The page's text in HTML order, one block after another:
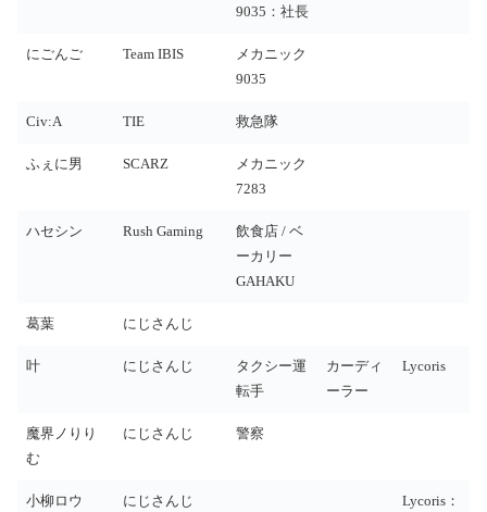
9035：社長
にごんご Team IBIS
メカニック
9035
Civ:A TIE 救急隊
ふぇに男 SCARZ
メカニック
7283
ハセシン Rush Gaming
飲食店 / ベ
ーカリー
GAHAKU
葛葉 にじさんじ
叶 にじさんじ
タクシー運
転手
カーディ
ーラー
Lycoris
魔界ノりり
む
にじさんじ 警察
小柳ロウ にじさんじ
Lycoris：